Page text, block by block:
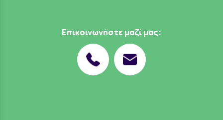
Επικοινωνήστε μαζί μας: